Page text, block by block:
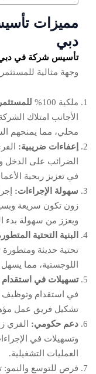
مميزات
دبي
تأسيس شركة في
وجهة مثالية
ملكية 100%
الأجانب امتلاك
محلي، مما يمنحهم
إعفاءات ضريبية:
الضرائب على الدخل
في تعزيز ربحية
سهولة الإجراءات:
زون تكون سريعة
ويعزز من سهولة بدء
البنية التحتية
تحتية حديثة
اللوجستية، مما
تسهيلات في استقدام
في استقدام وتوظيف
تشكيل فريق عمل
دعم حكومي: الفري
وتسهيلات في
العمليات التشغيلية.
فرص للتوسع والنمو: